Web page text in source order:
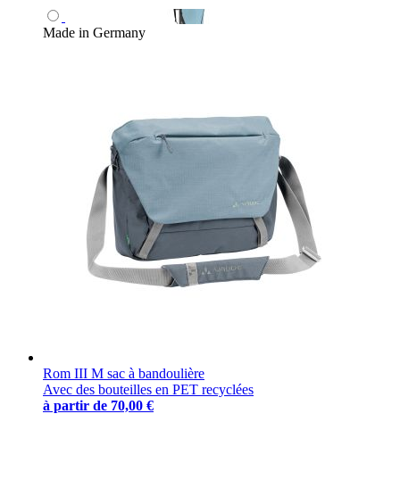
Made in Germany
Rom III M sac à bandoulière
Avec des bouteilles en PET recyclées
à partir de 70,00 €